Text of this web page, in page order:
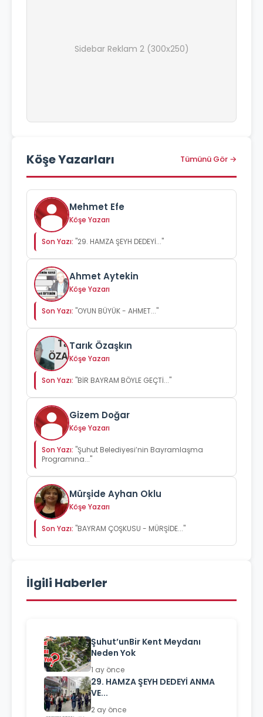
Sidebar Reklam 2 (300x250)
Köşe Yazarları Tümünü Gör →
Mehmet Efe
Köşe Yazarı
Son Yazı: "29. HAMZA ŞEYH DEDEYİ..."
Ahmet Aytekin
Köşe Yazarı
Son Yazı: "OYUN BÜYÜK - AHMET..."
Tarık Özaşkın
Köşe Yazarı
Son Yazı: "BİR BAYRAM BÖYLE GEÇTİ..."
Gizem Doğar
Köşe Yazarı
Son Yazı: "Şuhut Belediyesi’nin Bayramlaşma
Programına..."
Mürşide Ayhan Oklu
Köşe Yazarı
Son Yazı: "BAYRAM ÇOŞKUSU - MÜRŞİDE..."
İlgili Haberler
Şuhut’unBir Kent Meydanı
Neden Yok
1 ay önce
29. HAMZA ŞEYH DEDEYİ ANMA
VE...
2 ay önce